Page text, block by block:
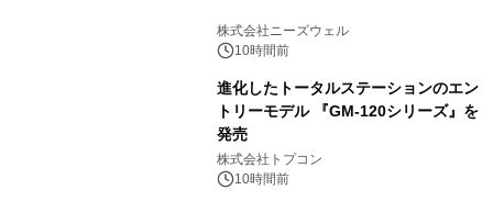
株式会社ニーズウェル
10時間前
進化したトータルステーションのエン
トリーモデル 『GM-120シリーズ』を
発売
株式会社トプコン
10時間前